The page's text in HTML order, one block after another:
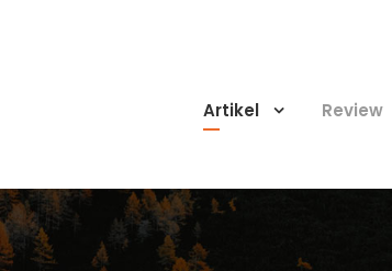
Artikel Review